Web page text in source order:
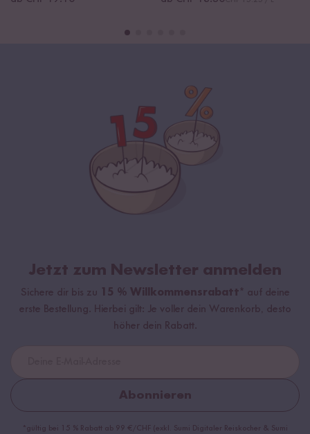
Jetzt zum Newsletter anmelden
Sichere dir bis zu 15 % Willkommensrabatt* auf deine
erste Bestellung. Hierbei gilt: Je voller dein Warenkorb, desto
höher dein Rabatt.
Abonnieren
*gültig bei 15 % Rabatt ab 99 €/CHF (exkl. Sumi Digitaler Reiskocher & Sumi